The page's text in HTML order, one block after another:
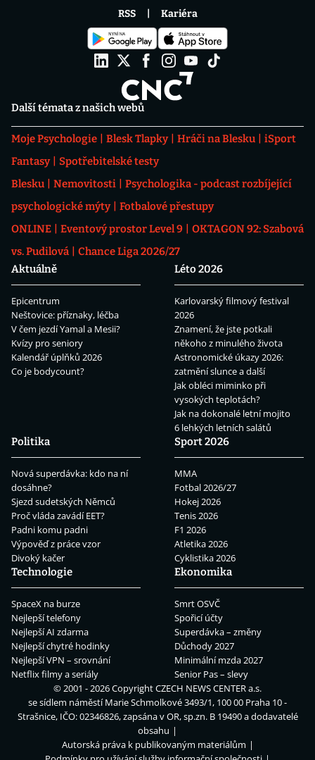
Další témata z našich webů
Moje Psychologie Blesk Tlapky Hráči na Blesku
iSport
Fantasy
Spotřebitelské testy
Blesku
Nemovitosti
Psychologika - podcast rozbíjející
psychologické mýty
Fotbalové přestupy
ONLINE
Eventový prostor Level 9
OKTAGON 92: Szabová
vs. Pudilová
Chance Liga 2026/27
Aktuálně
Epicentrum
Neštovice: příznaky, léčba
V čem jezdí Yamal a Mesii?
Kvízy pro seniory
Kalendář úplňků 2026
Co je bodycount?
Léto 2026
Karlovarský filmový festival
2026
Znamení, že jste potkali
někoho z minulého života
Astronomické úkazy 2026:
zatmění slunce a další
Jak obléci miminko při
vysokých teplotách?
Jak na dokonalé letní mojito
6 lehkých letních salátů
Politika
Nová superdávka: kdo na ní
dosáhne?
Sjezd sudetských Němců
Proč vláda zavádí EET?
Padni komu padni
Výpověď z práce vzor
Divoký kačer
Sport 2026
MMA
Fotbal 2026/27
Hokej 2026
Tenis 2026
F1 2026
Atletika 2026
Cyklistika 2026
Technologie
SpaceX na burze
Nejlepší telefony
Nejlepší AI zdarma
Nejlepší chytré hodinky
Nejlepší VPN – srovnání
Netflix filmy a seriály
Ekonomika
Smrt OSVČ
Spořicí účty
Superdávka – změny
Důchody 2027
Minimální mzda 2027
Senior Pas – slevy
RSS Kariéra
© 2001 - 2026 CopyrightCZECH NEWS CENTER a.s.
se sídlem náměstí Marie Schmolkové 3493/1, 100 00 Praha 10 -
Strašnice, IČO: 02346826, zapsána v OR, sp.zn. B 19490 a dodavatelé
obsahu
Autorská práva k publikovaným materiálům